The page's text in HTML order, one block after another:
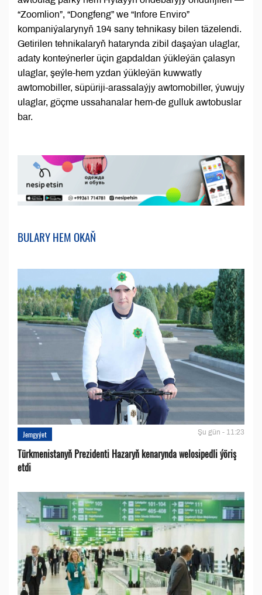
“Zoomlion”, “Dongfeng” we “Infore Enviro”
kompaniýalarynyň 194 sany tehnikasy bilen täzelendi.
Getirilen tehnikalaryň hatarynda zibil daşaýan ulaglar,
adaty konteýnerler üçin gapdaldan ýükleýän çalasyn
ulaglar, şeýle-hem yzdan ýükleýän kuwwatly
awtomobiller, süpüriji-arassalaýjy awtomobiller, ýuwujy
ulaglar, göçme ussahanalar hem-de gulluk awtobuslar
bar.
BULARY HEM OKAŇ
Jemgyýet Şu gün - 11:23
Türkmenistanyň Prezidenti Hazaryň kenarynda welosipedli ýöriş
etdi